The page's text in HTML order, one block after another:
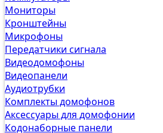
Мониторы
Кронштейны
Микрофоны
Передатчики сигнала
Видеодомофоны
Видеопанели
Аудиотрубки
Комплекты домофонов
Аксессуары для домофонии
Кодонаборные панели